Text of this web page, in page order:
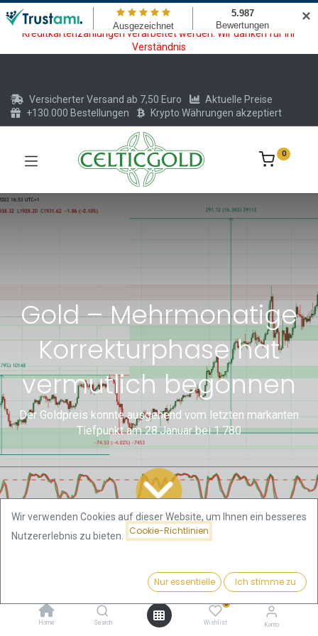
Wartungsarbeiten am Kreditkarten und Krypto Bezahlmodul. In der
Zeit vom 20.07. - 09.08.2026 können keine Krypto oder
Kreditkartenzahlungen verarbeitet werden. Wir danken für Ihr
Verständnis
Home Search
0
Wishlist Konto
Versicherter Versand ab 7,50 Euro
Aktuelle Preise
+130.000 Bestellungen
Krypto Währungen akzeptiert
0
Gold – Mehrmonatige
Korrekturphase hat
vermutlich begonnen
Der Goldpreis konnte ausgehend vom letzten markanten
Tiefpunkt am 28.Januar bei 1.780
1. Rückblick
Wir verwenden Cookies auf dieser Website, um Ihnen ein besseres
Nutzererlebnis zu bieten.
Cookie-Richtlinien
Nur essentielle Ich stimme zu
✕